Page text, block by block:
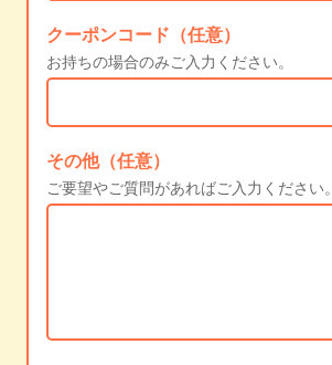
クーポンコード（任意）
お持ちの場合のみご入力ください。
その他（任意）
ご要望やご質問があればご入力ください。